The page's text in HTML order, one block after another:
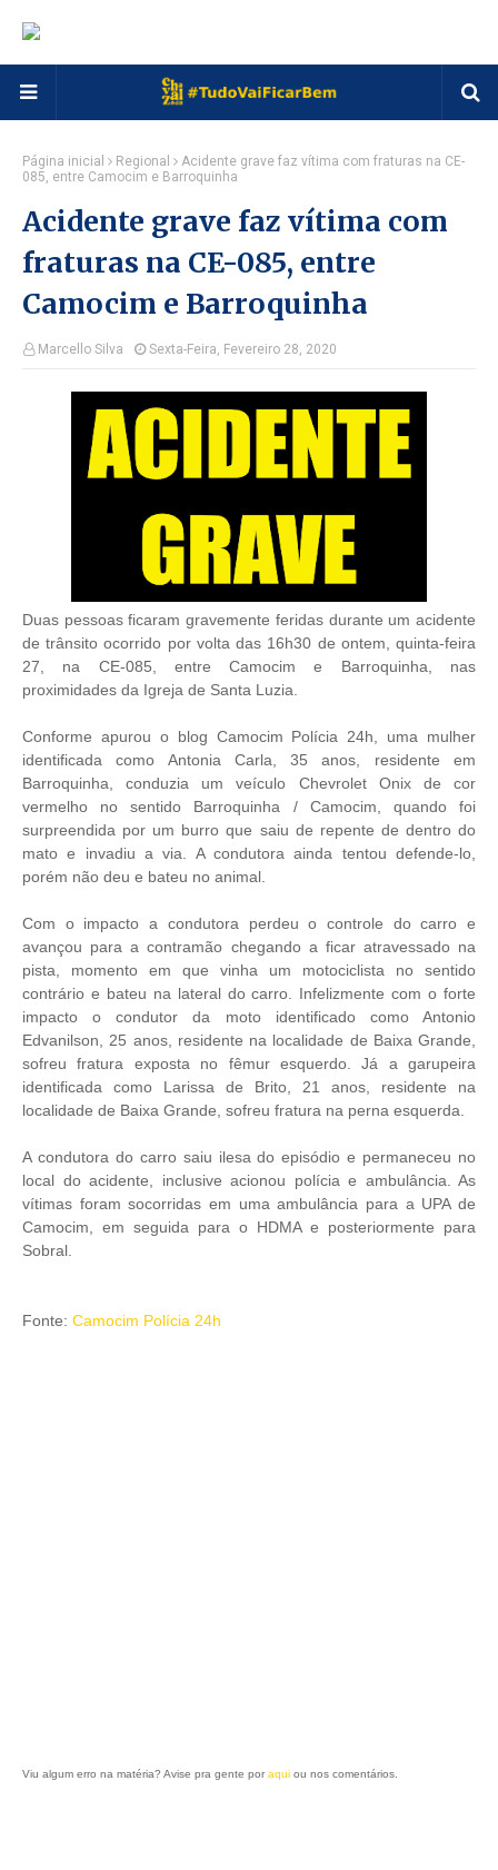
Página inicial Regional
Acidente grave faz vítima com fraturas na CE-
085, entre Camocim e Barroquinha
Acidente grave faz vítima com
fraturas na CE-085, entre
Camocim e Barroquinha
Marcello Silva Sexta-Feira, Fevereiro 28, 2020
Duas pessoas ficaram gravemente feridas durante um acidente
de trânsito ocorrido por volta das 16h30 de ontem, quinta-feira
27, na CE-085, entre Camocim e Barroquinha, nas
proximidades da Igreja de Santa Luzia.
Conforme apurou o blog Camocim Polícia 24h, uma mulher
identificada como Antonia Carla, 35 anos, residente em
Barroquinha, conduzia um veículo Chevrolet Onix de cor
vermelho no sentido Barroquinha / Camocim, quando foi
surpreendida por um burro que saiu de repente de dentro do
mato e invadiu a via. A condutora ainda tentou defende-lo,
porém não deu e bateu no animal.
Com o impacto a condutora perdeu o controle do carro e
avançou para a contramão chegando a ficar atravessado na
pista, momento em que vinha um motociclista no sentido
contrário e bateu na lateral do carro. Infelizmente com o forte
impacto o condutor da moto identificado como Antonio
Edvanilson, 25 anos, residente na localidade de Baixa Grande,
sofreu fratura exposta no fêmur esquerdo. Já a garupeira
identificada como Larissa de Brito, 21 anos, residente na
localidade de Baixa Grande, sofreu fratura na perna esquerda.
A condutora do carro saiu ilesa do episódio e permaneceu no
local do acidente, inclusive acionou polícia e ambulância. As
vítimas foram socorridas em uma ambulância para a UPA de
Camocim, em seguida para o HDMA e posteriormente para
Sobral.
Fonte: Camocim Polícia 24h
Viu algum erro na matéria? Avise pra gente por aqui ou nos comentários.